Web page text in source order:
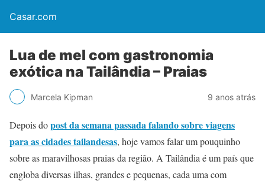
Casar.com
Lua de mel com gastronomia
exótica na Tailândia – Praias
Marcela Kipman 9 anos atrás
Depois dopost da semana passada falando sobre viagens
para as cidades tailandesas, hoje vamos falar um pouquinho
sobre as maravilhosas praias da região. A Tailândia é um país que
engloba diversas ilhas, grandes e pequenas, cada uma com